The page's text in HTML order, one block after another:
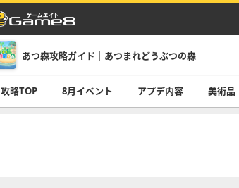
あつ森攻略ガイド｜あつまれどうぶつの森
攻略TOP 8月イベント アプデ内容 美術品